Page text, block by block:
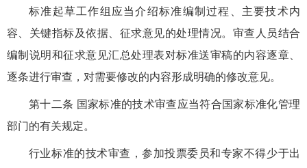
标准起草工作组应当介绍标准编制过程、主要技术内
容、关键指标及依据、征求意见的处理情况。审查人员结合
编制说明和征求意见汇总处理表对标准送审稿的内容逐章、
逐条进行审查，对需要修改的内容形成明确的修改意见。
第十二条 国家标准的技术审查应当符合国家标准化管理
部门的有关规定。
行业标准的技术审查，参加投票委员和专家不得少于出